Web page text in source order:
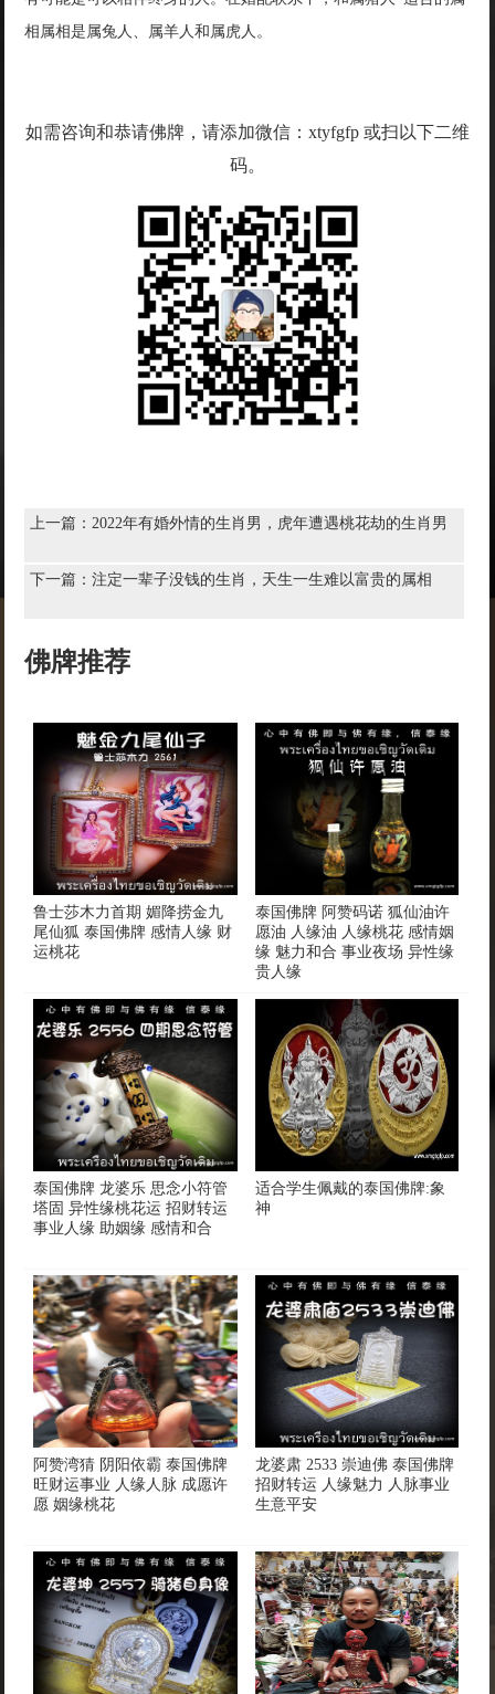
相属相是属兔人、属羊人和属虎人。
如需咨询和恭请佛牌，请添加微信：xtyfgfp 或扫以下二维
码。
上一篇：2022年有婚外情的生肖男，虎年遭遇桃花劫的生肖男
下一篇：注定一辈子没钱的生肖，天生一生难以富贵的属相
佛牌推荐
鲁士莎木力首期 媚降捞金九
尾仙狐 泰国佛牌 感情人缘 财
运桃花
泰国佛牌 阿赞码诺 狐仙油许
愿油 人缘油 人缘桃花 感情姻
缘 魅力和合 事业夜场 异性缘
贵人缘
泰国佛牌 龙婆乐 思念小符管
塔固 异性缘桃花运 招财转运
事业人缘 助姻缘 感情和合
适合学生佩戴的泰国佛牌:象
神
阿赞湾猜 阴阳依霸 泰国佛牌
旺财运事业 人缘人脉 成愿许
愿 姻缘桃花
龙婆肃 2533 崇迪佛 泰国佛牌
招财转运 人缘魅力 人脉事业
生意平安